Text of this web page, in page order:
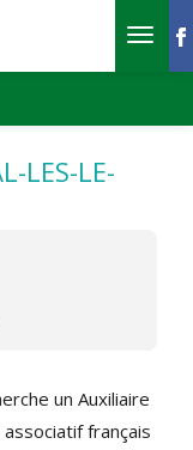
LES-LE-
un Auxiliaire
français